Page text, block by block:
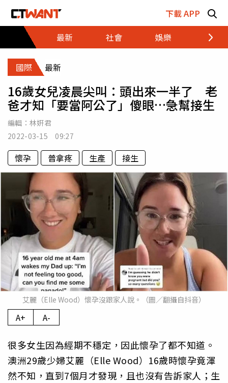
下載 APP
最新
社會 娛樂 財經
國際 最新
16歲女兒凌晨尖叫：頭出來一半了 老
爸才知「要當阿公了」傻眼…急幫接生
編輯： 林姸君
2022-03-15 09:27
懷孕 普拿疼 生產 接生
艾麗（Elle Wood）懷孕沒跟家人說。（圖／翻攝自抖音）
A+ A-
很多女生因為經期不穩定，因此懷孕了都不知道。
澳洲29歲少婦艾麗（Elle Wood）16歲時懷孕竟渾
然不知，直到7個月才發現，且也沒有告訴家人；生